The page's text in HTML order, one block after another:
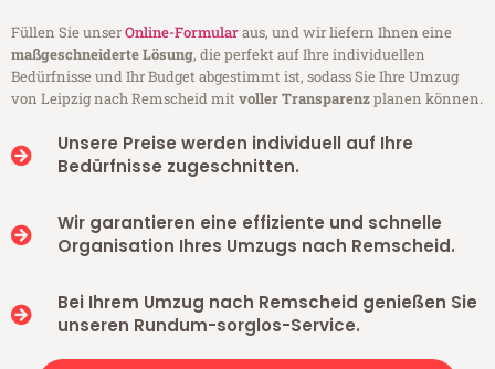
Füllen Sie unserOnline-Formularaus, und wir liefern Ihnen eine
maßgeschneiderte Lösung, die perfekt auf Ihre individuellen
Bedürfnisse und Ihr Budget abgestimmt ist, sodass Sie Ihre Umzug
von Leipzig nach Remscheid mitvoller Transparenzplanen können.
Unsere Preise werden individuell auf Ihre
Bedürfnisse zugeschnitten.
Wir garantieren eine effiziente und schnelle
Organisation Ihres Umzugs nach Remscheid.
Bei Ihrem Umzug nach Remscheid genießen Sie
unseren Rundum-sorglos-Service.